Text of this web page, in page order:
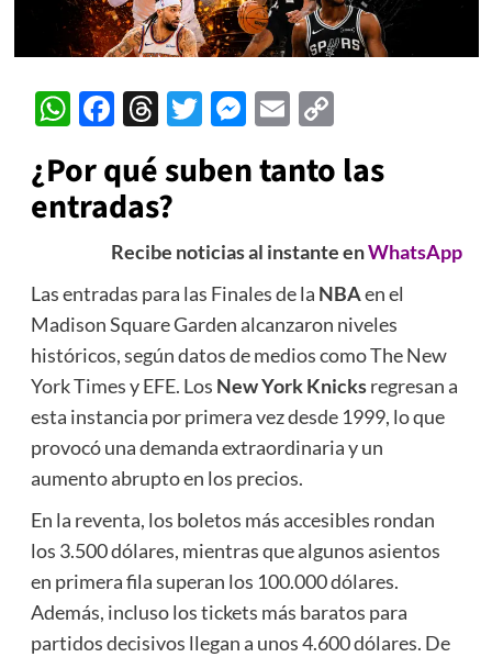
WhatsApp
Facebook
Threads
Twitter
Messenger
EmailCopy
¿Por qué suben tanto las
entradas?
Recibe noticias al instante enWhatsApp
Las entradas para las Finales de la NBAen el
Madison Square Garden alcanzaron niveles
históricos, según datos de medios como The New
York Times y EFE. Los New York Knicksregresan a
esta instancia por primera vez desde 1999, lo que
provocó una demanda extraordinaria y un
aumento abrupto en los precios.
En la reventa, los boletos más accesibles rondan
los 3.500 dólares, mientras que algunos asientos
en primera fila superan los 100.000 dólares.
Además, incluso los tickets más baratos para
partidos decisivos llegan a unos 4.600 dólares. De